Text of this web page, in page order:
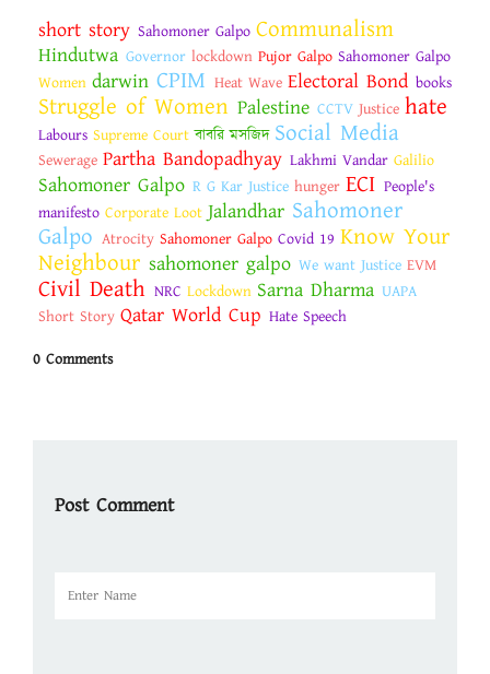
short story Sahomoner Galpo Communalism
Hindutwa Governor lockdown Pujor Galpo Sahomoner Galpo
Women darwin CPIM Heat Wave Electoral Bond books
Struggle of Women Palestine CCTV Justice hate
Labours Supreme Court বাবরি মসজিদ Social Media
Sewerage Partha Bandopadhyay Lakhmi Vandar Galilio
Sahomoner Galpo R G Kar Justice hunger ECI People's
manifesto Corporate Loot Jalandhar Sahomoner
Galpo Atrocity Sahomoner Galpo Covid 19 Know Your
Neighbour sahomoner galpo We want Justice EVM
Civil Death NRC Lockdown Sarna Dharma UAPA
Short Story Qatar World Cup Hate Speech
0 Comments
Post Comment